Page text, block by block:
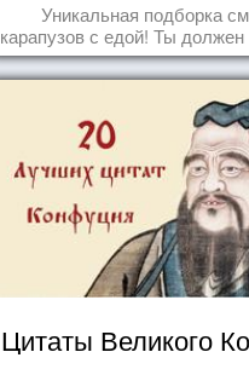
Уникальная подборка
карапузов с едой! Ты должен
Цитаты Великого